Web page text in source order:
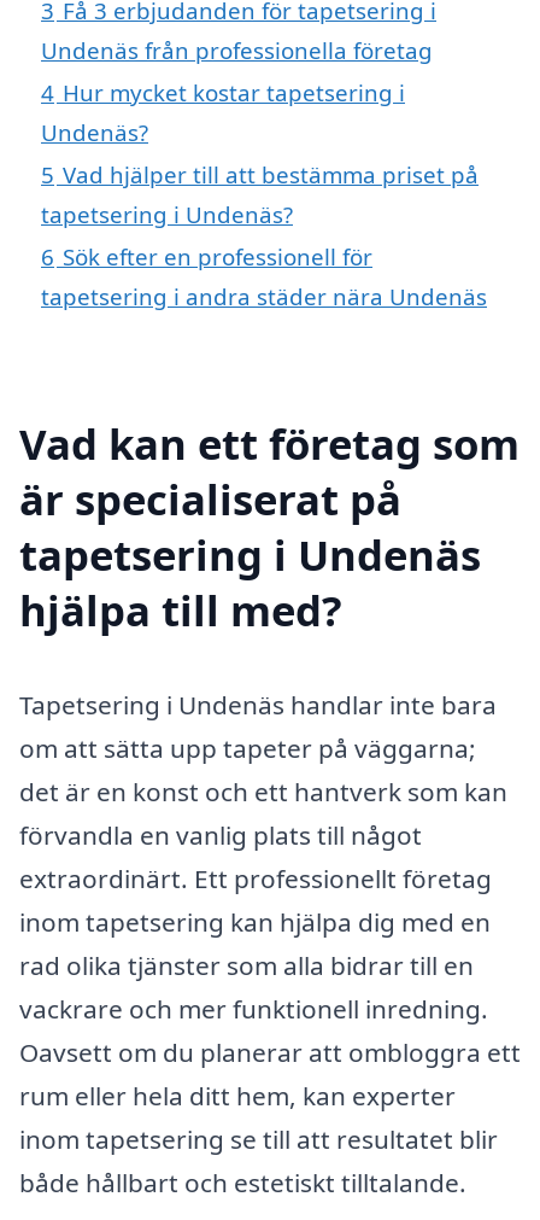
3 Få 3 erbjudanden för tapetsering i
Undenäs från professionella företag
4 Hur mycket kostar tapetsering i
Undenäs?
5 Vad hjälper till att bestämma priset på
tapetsering i Undenäs?
6 Sök efter en professionell för
tapetsering i andra städer nära Undenäs
Vad kan ett företag som
är specialiserat på
tapetsering i Undenäs
hjälpa till med?
Tapetsering i Undenäs handlar inte bara
om att sätta upp tapeter på väggarna;
det är en konst och ett hantverk som kan
förvandla en vanlig plats till något
extraordinärt. Ett professionellt företag
inom tapetsering kan hjälpa dig med en
rad olika tjänster som alla bidrar till en
vackrare och mer funktionell inredning.
Oavsett om du planerar att ombloggra ett
rum eller hela ditt hem, kan experter
inom tapetsering se till att resultatet blir
både hållbart och estetiskt tilltalande.